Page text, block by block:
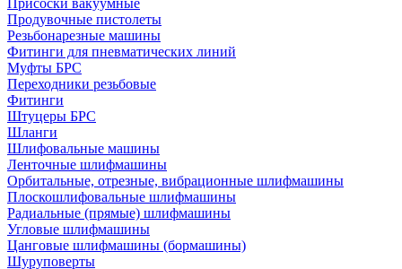
Присоски вакуумные
Продувочные пистолеты
Резьбонарезные машины
Фитинги для пневматических линий
Муфты БРС
Переходники резьбовые
Фитинги
Штуцеры БРС
Шланги
Шлифовальные машины
Ленточные шлифмашины
Орбитальные, отрезные, вибрационные шлифмашины
Плоскошлифовальные шлифмашины
Радиальные (прямые) шлифмашины
Угловые шлифмашины
Цанговые шлифмашины (бормашины)
Шуруповерты